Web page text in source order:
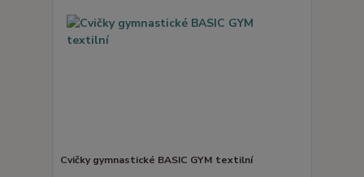
Cvičky gymnastické BASIC GYM textilní